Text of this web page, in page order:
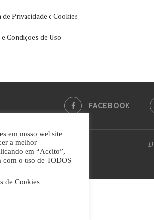
Privacidade e Cookies
Condições de Uso
FACEBOOK
em nosso website
a melhor
em “Aceito”,
com o uso de TODOS
de Cookies